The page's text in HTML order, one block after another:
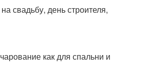
свадьбу, день строителя,
как для спальни и